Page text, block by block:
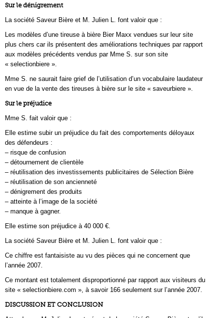
Sur le dénigrement
La société Saveur Bière et M. Julien L. font valoir que :
Les modèles d’une tireuse à bière Bier Maxx vendues sur leur site
plus chers car ils présentent des améliorations techniques par rapport
aux modèles précédents vendus par Mme S. sur son site
« selectionbiere ».
Mme S. ne saurait faire grief de l’utilisation d’un vocabulaire laudateur
en vue de la vente des tireuses à bière sur le site « saveurbiere ».
Sur le préjudice
Mme S. fait valoir que :
Elle estime subir un préjudice du fait des comportements déloyaux
des défendeurs :
– risque de confusion
– détournement de clientèle
– réutilisation des investissements publicitaires de Sélection Bière
– réutilisation de son ancienneté
– dénigrement des produits
– atteinte à l’image de la société
– manque à gagner.
Elle estime son préjudice à 40 000 €.
La société Saveur Bière et M. Julien L. font valoir que :
Ce chiffre est fantaisiste au vu des pièces qui ne concernent que
l’année 2007.
Ce montant est totalement disproportionné par rapport aux visiteurs du
site « selectionbiere.com », à savoir 166 seulement sur l’année 2007.
DISCUSSION ET CONCLUSION